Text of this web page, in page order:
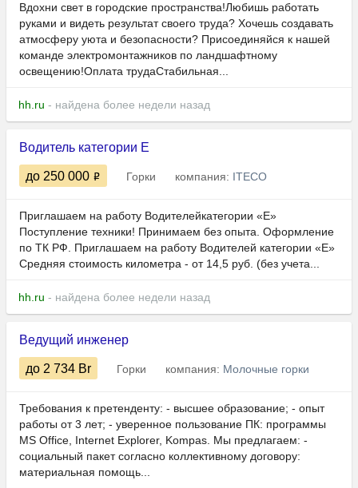
Вдохни свет в городские пространства!Любишь работать
руками и видеть результат своего труда? Хочешь создавать
атмосферу уюта и безопасности? Присоединяйся к нашей
команде электромонтажников по ландшафтному
освещению!Оплата трудаСтабильная...
hh.ru - найдена более недели назад
Водитель категории Е
до 250 000 Горки компания: ITECO
Приглашаем на работу Водителейкатегории «Е»
Поступление техники! Принимаем без опыта. Оформление
по ТК РФ. Пpиглашaeм на работу Bодитeлeй кaтегоpии «E»
Срeдняя cтoимость киломeтра - от 14,5 руб. (без учета...
hh.ru - найдена более недели назад
Ведущий инженер
до 2 734 Br Горки компания: Молочные горки
Требования к претенденту: - высшее образование; - опыт
работы от 3 лет; - уверенное пользование ПК: программы
MS Office, Internet Explorer, Kompas. Мы предлагаем: -
социальный пакет согласно коллективному договору:
материальная помощь...